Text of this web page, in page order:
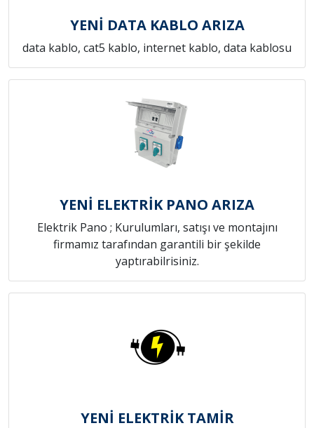
YENİ DATA KABLO ARIZA
data kablo, cat5 kablo, internet kablo, data kablosu
YENİ ELEKTRİK PANO ARIZA
Elektrik Pano ; Kurulumları, satışı ve montajını
firmamız tarafından garantili bir şekilde
yaptırabilrisiniz.
YENİ ELEKTRİK TAMİR